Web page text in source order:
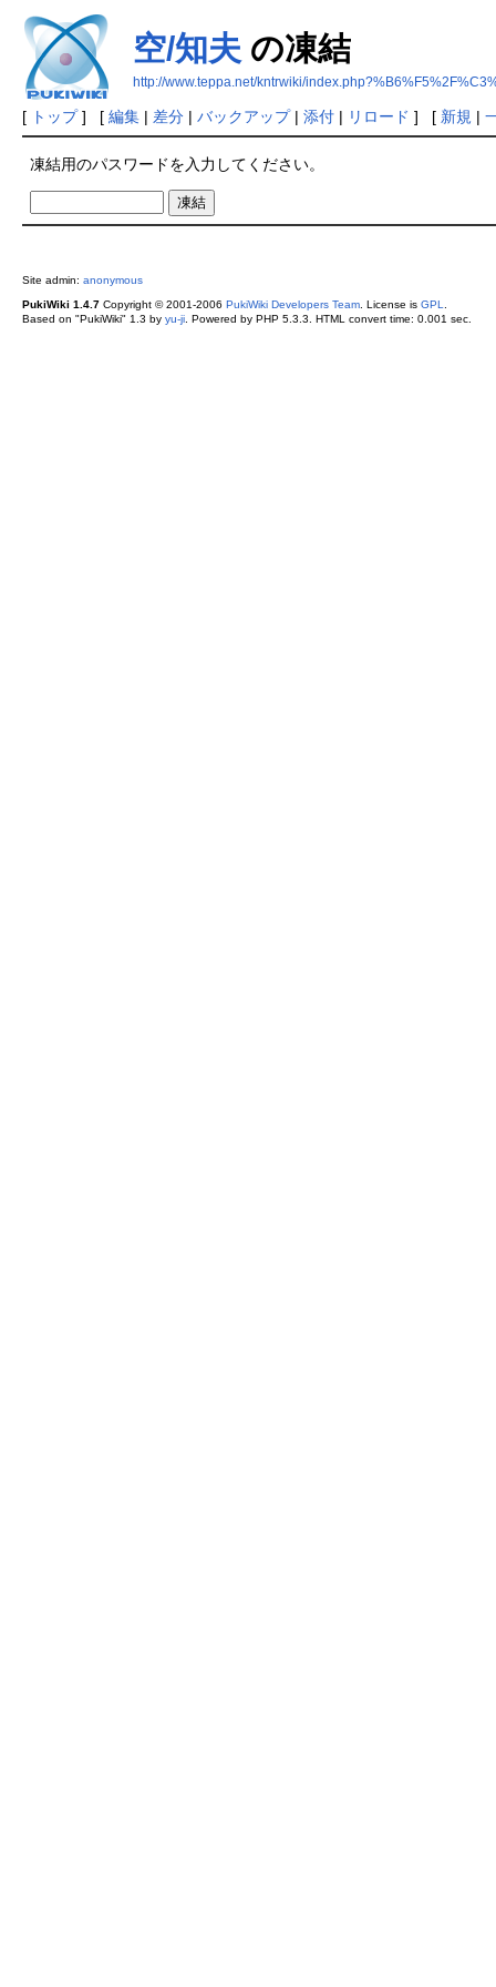
空/知夫 の凍結
http://www.teppa.net/kntrwiki/
[ トップ] [ 編集| 差分| バックアップ| 添付| リロード ] [ 新規 |
凍結用のパスワードを入力してください。
Site admin: anonymous
PukiWiki 1.4.7Copyright © 2001-2006 PukiWiki Developers Team. License is GPL.
Based on "PukiWiki" 1.3 by yu-ji. Powered by PHP 5.3.3. HTML convert time: 0.001 sec.